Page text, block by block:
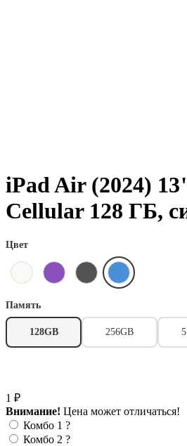
iPad Air (2024)
Cellular 128 ГБ,
Цвет
Память
128GB 256GB
1 ₽
Внимание! Цена может отличаться!
Комбо 1 ?
Комбо 2 ?